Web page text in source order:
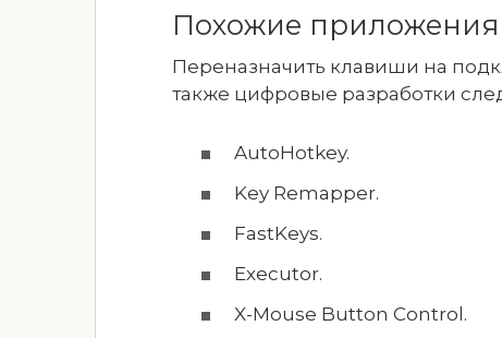
Похожие приложения
Переназначить клавиши на
также цифровые разработки
AutoHotkey.
Key Remapper.
FastKeys.
Executor.
X-Mouse Button Control.